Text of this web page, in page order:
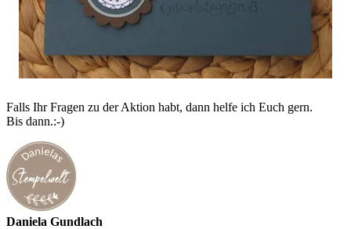
Falls Ihr Fragen zu der Aktion habt, dann helfe ich Euch gern.
Bis dann.:-)
Daniela Gundlach